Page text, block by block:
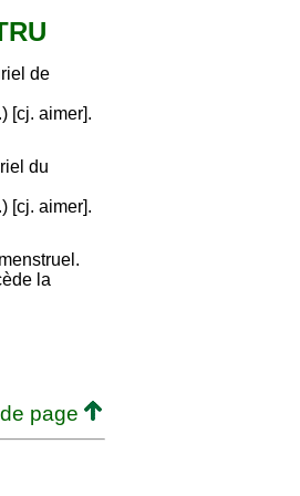
de
[cj. aimer].
du
[cj. aimer].
la
page